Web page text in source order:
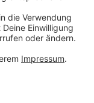
innerhalb
36, D-70182